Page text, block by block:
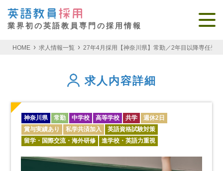
業界初の英語教員専門の採用情報
HOME 求人情報一覧 27年4月採用【神奈川県】常勤／2年目以降専任登
求人内容詳細
神奈川県 常勤 中学校 高等学校 共学
週休2日
賞与実績あり
私学共済加入
英語資格試験対策
留学・国際交流・海外研修
進学校・英語力重視